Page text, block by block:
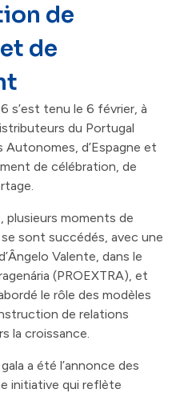
de
de
s’est tenu le 6 février, à
du Portugal
d’Espagne et
de célébration, de
plusieurs moments de
sont succédés, avec une
Valente, dans le
(PROEXTRA), et
le rôle des modèles
de relations
la croissance.
a été l’annonce des
initiative qui reflète